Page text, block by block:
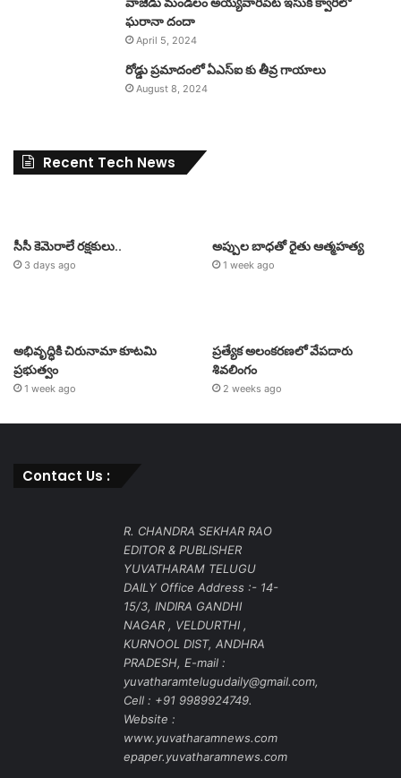
ఘరానా దందా
April 5, 2024
రోడ్డు ప్రమాదంలో ఏఎస్ఐ కు తీవ్ర గాయాలు
August 8, 2024
Recent Tech News
సీసీ కెమెరాలే రక్షకులు..
3 days ago
అప్పుల బాధతో రైతు ఆత్మహత్య
1 week ago
అభివృద్ధికి చిరునామా కూటమి
ప్రభుత్వం
1 week ago
ప్రత్యేక అలంకరణలో వేపదారు
శివలింగం
2 weeks ago
Contact Us :
R. CHANDRA SEKHAR RAO
EDITOR & PUBLISHER
YUVATHARAM TELUGU
DAILY Office Address :- 14-
15/3, INDIRA GANDHI
NAGAR , VELDURTHI ,
KURNOOL DIST, ANDHRA
PRADESH, E-mail :
yuvatharamtelugudaily@gmail.com,
Cell : +91 9989924749.
Website :
www.yuvatharamnews.com
epaper.yuvatharamnews.com